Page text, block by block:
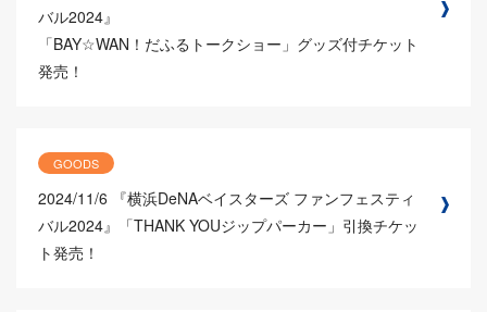
バル2024』
「BAY☆WAN！だふるトークショー」グッズ付チケット
発売！
GOODS
2024/11/6
『横浜DeNAベイスターズ ファンフェスティ
バル2024』「THANK YOUジップパーカー」引換チケッ
ト発売！